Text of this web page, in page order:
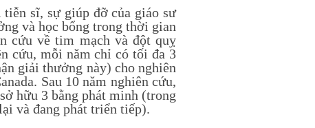
sĩ, sự giúp đỡ của giáo sư
và học bổng trong thời gian
cứu về tim mạch và đột quỵ
cứu, mỗi năm chỉ có tối đa 3
giải thưởng này) cho nghiên
Sau 10 năm nghiên cứu,
hữu 3 bằng phát minh (trong
và đang phát triển tiếp).